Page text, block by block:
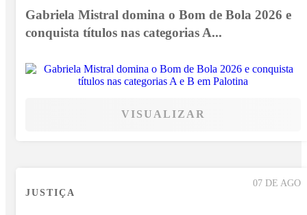
Gabriela Mistral domina o Bom de Bola 2026 e
conquista títulos nas categorias A...
VISUALIZAR
07 DE AGO
JUSTIÇA